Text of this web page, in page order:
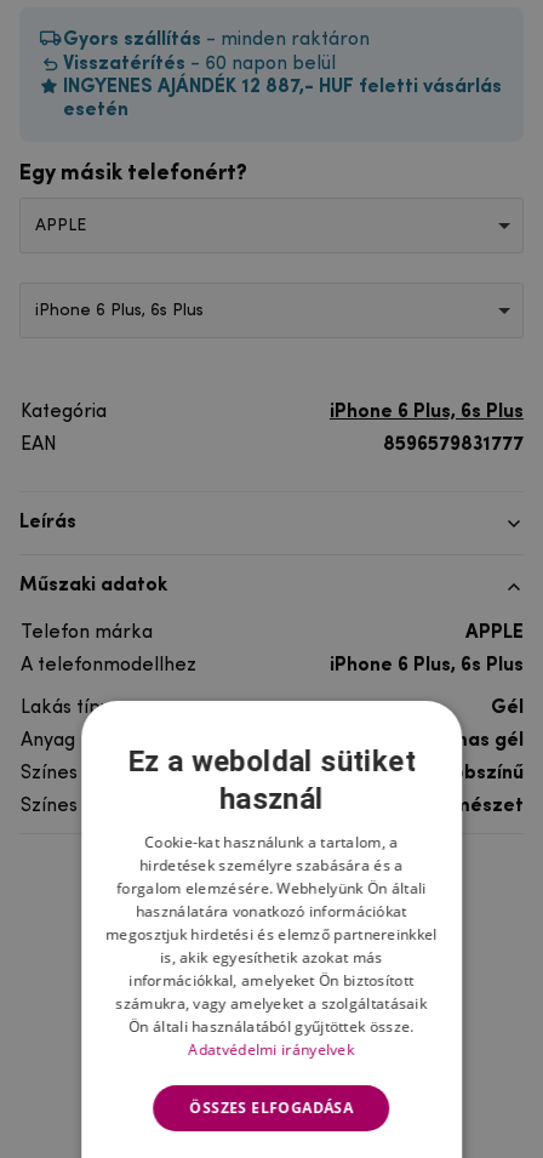
Gyors szállítás - minden raktáron
Visszatérítés - 60 napon belül
INGYENES AJÁNDÉK 12 887,- HUF feletti vásárlás
esetén
Egy másik telefonért?
APPLE
iPhone 6 Plus, 6s Plus
Kategória
iPhone 6 Plus, 6s Plus
EAN
8596579831777
Leírás
Műszaki adatok
Telefon márka
APPLE
A telefonmodellhez
iPhone 6 Plus, 6s Plus
Lakás típusa
Gél
Anyag
rugalmas gél
Színes
többszínű
Színes motívum
Természet
Ne felejtsd el
Ez a weboldal sütiket
használ
Cookie-kat használunk a tartalom, a
hirdetések személyre szabására és a
forgalom elemzésére. Webhelyünk Ön általi
használatára vonatkozó információkat
megosztjuk hirdetési és elemző partnereinkkel
is, akik egyesíthetik azokat más
információkkal, amelyeket Ön biztosított
számukra, vagy amelyeket a szolgáltatásaik
Ön általi használatából gyűjtöttek össze.
Adatvédelmi irányelvek
ÖSSZES ELFOGADÁSA